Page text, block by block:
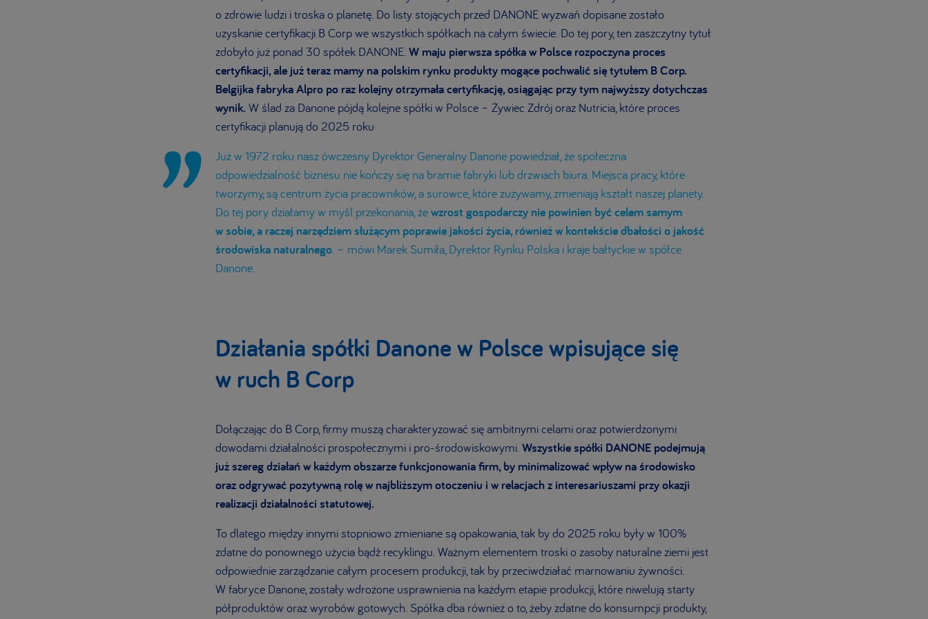
o zdrowie ludzi i troska o planetę. Do listy stojących przed DANONE wyzwań dopisane zostało
uzyskanie certyfikacji B Corp we wszystkich spółkach na całym świecie. Do tej pory, ten zaszczytny tytuł
zdobyło już ponad 30 spółek DANONE. W maju pierwsza spółka w Polsce rozpoczyna proces
certyfikacji, ale już teraz mamy na polskim rynku produkty mogące pochwalić się tytułem B Corp.
Belgijka fabryka Alpro po raz kolejny otrzymała certyfikację, osiągając przy tym najwyższy dotychczas
wynik. W ślad za Danone pójdą kolejne spółki w Polsce – Żywiec Zdrój oraz Nutricia, które proces
certyfikacji planują do 2025 roku
Już w 1972 roku nasz ówczesny Dyrektor Generalny Danone powiedział, że społeczna
odpowiedzialność biznesu nie kończy się na bramie fabryki lub drzwiach biura. Miejsca pracy, które
tworzymy, są centrum życia pracowników, a surowce, które zużywamy, zmieniają kształt naszej planety.
Do tej pory działamy w myśl przekonania, żewzrost gospodarczy nie powinien być celem samym
w sobie, a raczej narzędziem służącym poprawie jakości życia, również w kontekście dbałości o jakość
środowiska naturalnego. – mówi Marek Sumiła, Dyrektor Rynku Polska i kraje bałtyckie w spółce
Danone.
Działania spółki Danone w Polsce wpisujące się
w ruch B Corp
Dołączając do B Corp, firmy muszą charakteryzować się ambitnymi celami oraz potwierdzonymi
dowodami działalności prospołecznymi i pro-środowiskowymi. Wszystkie spółki DANONE podejmują
już szereg działań w każdym obszarze funkcjonowania firm, by minimalizować wpływ na środowisko
oraz odgrywać pozytywną rolę w najbliższym otoczeniu i w relacjach z interesariuszami przy okazji
realizacji działalności statutowej.
To dlatego między innymi stopniowo zmieniane są opakowania, tak by do 2025 roku były w 100%
zdatne do ponownego użycia bądź recyklingu. Ważnym elementem troski o zasoby naturalne ziemi jest
odpowiednie zarządzanie całym procesem produkcji, tak by przeciwdziałać marnowaniu żywności.
W fabryce Danone, zostały wdrożone usprawnienia na każdym etapie produkcji, które niwelują starty
półproduktów oraz wyrobów gotowych. Spółka dba również o to, żeby zdatne do konsumpcji produkty,